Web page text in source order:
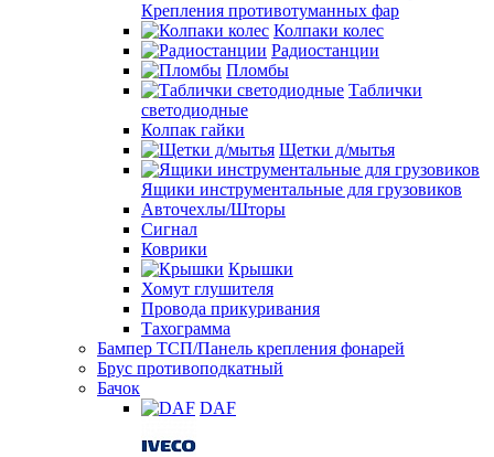
Крепления противотуманных фар
Колпаки колес
Радиостанции
Пломбы
Таблички
светодиодные
Колпак гайки
Щетки д/мытья
Ящики инструментальные для грузовиков
Авточехлы/Шторы
Сигнал
Коврики
Крышки
Хомут глушителя
Провода прикуривания
Тахограмма
Бампер ТСП/Панель крепления фонарей
Брус противоподкатный
Бачок
DAF